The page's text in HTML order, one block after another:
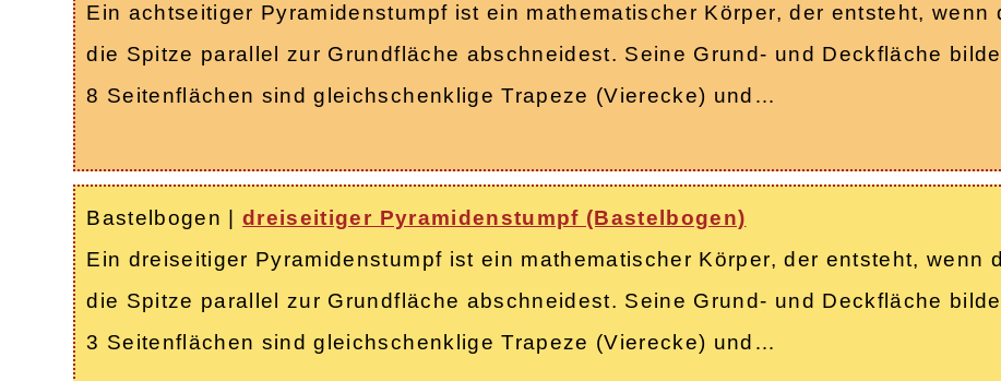
Ein achtseitiger Pyramidenstumpf ist ein mathematischer Körper, der entsteht,
die Spitze parallel zur Grundfläche abschneidest. Seine Grund- und Deckfläche
8 Seitenflächen sind gleichschenklige Trapeze (Vierecke) und…
Bastelbogen |dreiseitiger Pyramidenstumpf (Bastelbogen)
Ein dreiseitiger Pyramidenstumpf ist ein mathematischer Körper, der entsteht, wenn
die Spitze parallel zur Grundfläche abschneidest. Seine Grund- und Deckfläche
3 Seitenflächen sind gleichschenklige Trapeze (Vierecke) und…